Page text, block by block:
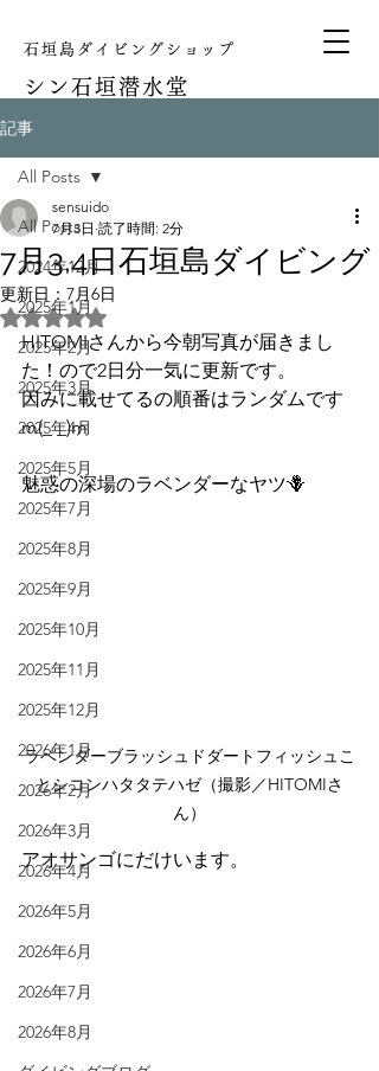
石垣島ダイビングショップ
シン石垣潜水堂
記事
All Posts
2024年12月
2025年1月
2025年2月
2025年3月
2025年4月
2025年5月
2025年7月
2025年8月
2025年9月
2025年10月
2025年11月
2025年12月
2026年1月
2026年2月
2026年3月
2026年4月
2026年5月
2026年6月
2026年7月
2026年8月
All Posts
7月3,4日石垣島ダイビング
sensuido
7月3日 読了時間: 2分
更新日： 7月6日
5つ星のうちNaNと評価されています。
HITOMIさんから今朝写真が届きまし
た！ので2日分一気に更新です。
因みに載せてるの順番はランダムです
m(_ _)m
魅惑の深場のラベンダーなヤツ🪻
ラベンダーブラッシュドダートフィッシュこ
とシコンハタタテハゼ（撮影／HITOMIさ
ん）
アオサンゴにだけいます。